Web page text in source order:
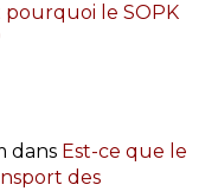
pourquoi le SOPK
dans Est-ce que le
des